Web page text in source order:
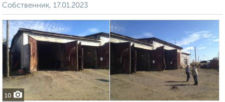
Собственник, 17.01.2023
10